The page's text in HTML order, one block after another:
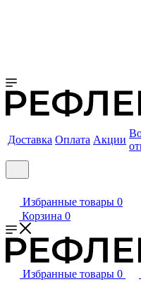
Доставка Оплата Акции
Избранные товары 0
Корзина 0
Избранные товары 0